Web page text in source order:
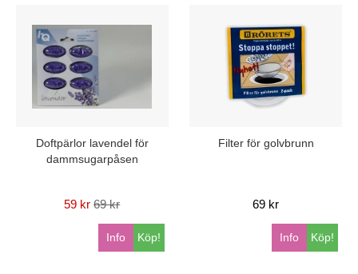
Doftpärlor lavendel för
dammsugarpåsen
59 kr 69 kr
Köp!
Info
Filter för golvbrunn
69 kr
Köp!
Info